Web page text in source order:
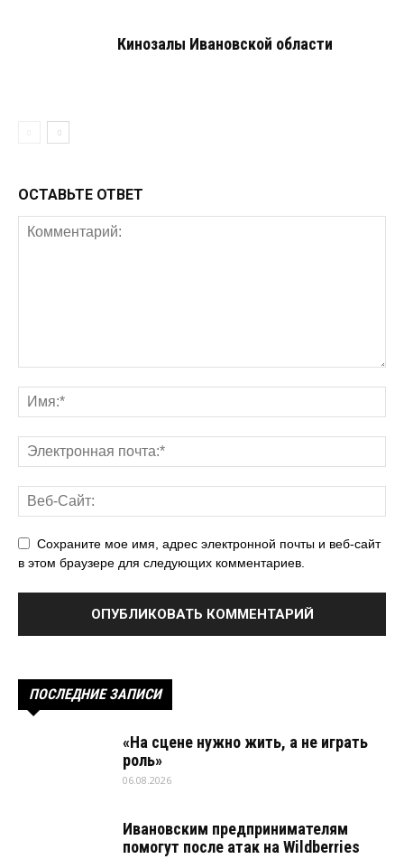
Кинозалы Ивановской области
ОСТАВЬТЕ ОТВЕТ
Сохраните мое имя, адрес электронной почты и веб-сайт
в этом браузере для следующих комментариев.
ПОСЛЕДНИЕ ЗАПИСИ
«На сцене нужно жить, а не играть
роль»
06.08.2026
Ивановским предпринимателям
помогут после атак на Wildberries